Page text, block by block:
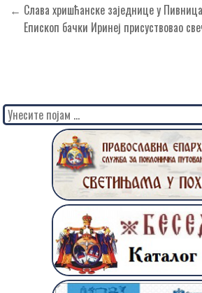
Кретање
чланка
← Слава хришћанске заједнице у
Епископ бачки Иринеј присуствовао
Search
for: